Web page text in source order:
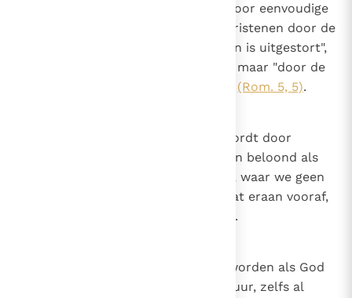
heidenen wordt voortgebracht door eenvoudige
hebzucht, maar de moed van Christenen door de
liefde van God die "in onze harten is uitgestort",
niet door vrije wil van onze kant, maar "door de
(Rom. 5, 5).
Dat genade niet voorafgegaan wordt door
verdienste. Goede werken worden beloond als
ze gedaan worden; maar genade, waar we geen
aanspraak op kunnen maken, gaat eraan vooraf,
zodat ze gedaan kunnen worden.
Dat een mens alleen gered kan worden als God
genade toont. De menselijke natuur, zelfs al